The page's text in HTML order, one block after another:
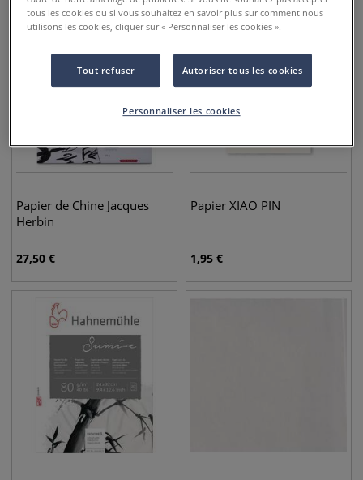
Papier de Chine Jacques
Herbin
27,50 €
Papier XIAO PIN
1,95 €
tous les cookies ou si vous souhaitez en savoir plus sur comment nous
utilisons les cookies, cliquer sur « Personnaliser les cookies ».
Tout refuser Autoriser tous les cookies
Personnaliser les cookies